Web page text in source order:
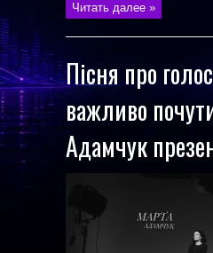
Читать далее »
Пісня про
важливо
Адамчук